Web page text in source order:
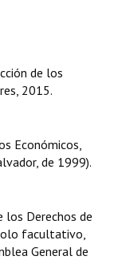
de los
2015.
Económicos,
de 1999).
los Derechos de
facultativo,
General de